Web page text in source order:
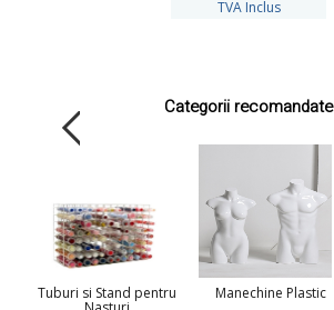
TVA Inclus
Categorii recomandate
Tuburi si Stand pentru Manechine Plastic